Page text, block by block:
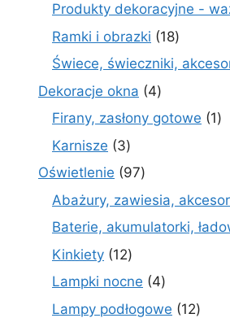
Produkty dekoracyjne -
Ramki i obrazki 1818
Świece, świeczniki,
Dekoracje okna 44
produkty
Firany, zasłony gotowe 11
Karnisze 33
produkty
Oświetlenie 9797
produktów
Abażury, zawiesia,
Baterie, akumulatorki,
Kinkiety 1212
produktów
Lampki nocne 44
produkty
Lampy podłogowe 1212